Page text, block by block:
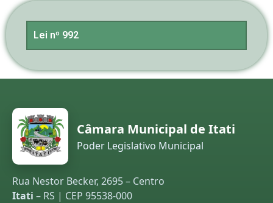
Lei nº 992
Câmara Municipal de Itati
Poder Legislativo Municipal
Rua Nestor Becker, 2695 – Centro
Itati – RS | CEP 95538-000